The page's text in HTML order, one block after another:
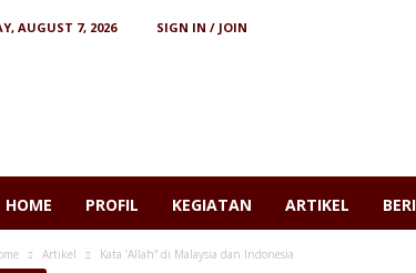
AUGUST 7, 2026
SIGN IN / JOIN
HOME PROFIL KEGIATAN ARTIKEL
Artikel Kata ’Allah” di Malaysia dan Indonesia